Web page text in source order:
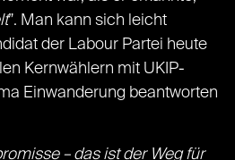
”. Man kann sich leicht
der Labour Partei heute
Kernwählern mit UKIP-
Einwanderung beantworten
– das ist der Weg für